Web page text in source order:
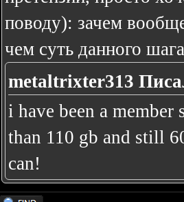
поводу): зачем
чем суть данного
metaltrixter313
i have been a
than 110 gb and still
can!